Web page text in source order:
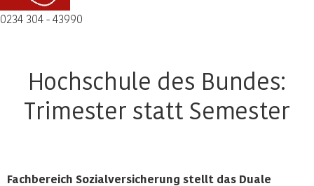
0234 304 - 43990
Hochschule des Bundes:
Trimester statt Semester
Fachbereich Sozialversicherung stellt das Duale